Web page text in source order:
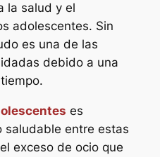
la salud y el
adolescentes. Sin
es una de las
debido a una
es
saludable entre estas
exceso de ocio que